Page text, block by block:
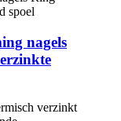
nagels
verzinkt